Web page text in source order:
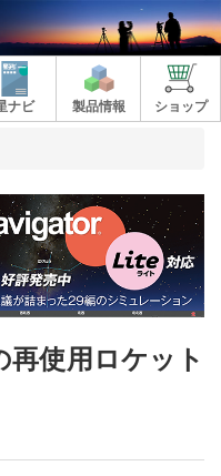
ナビ 製品情報 ショップ
使用ロケット